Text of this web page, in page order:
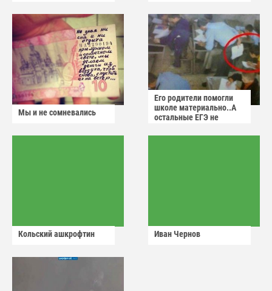
Мы и не сомневались
Его родители помогли
школе материально..А
остальные ЕГЭ не
Кольский ашкрофтин Иван Чернов